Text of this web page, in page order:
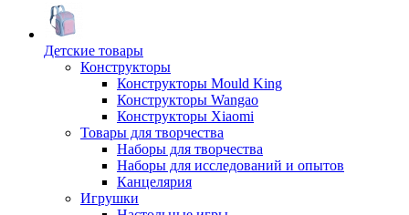
Детские товары
Конструкторы
Конструкторы Mould King
Конструкторы Wangao
Конструкторы Xiaomi
Товары для творчества
Наборы для творчества
Наборы для исследований и опытов
Канцелярия
Игрушки